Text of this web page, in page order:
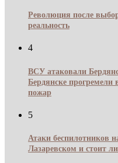
Революция после
реальность
4
ВСУ атаковали
Бердянске прогремели
пожар
5
Атаки беспилотников
Лазаревском и стоит